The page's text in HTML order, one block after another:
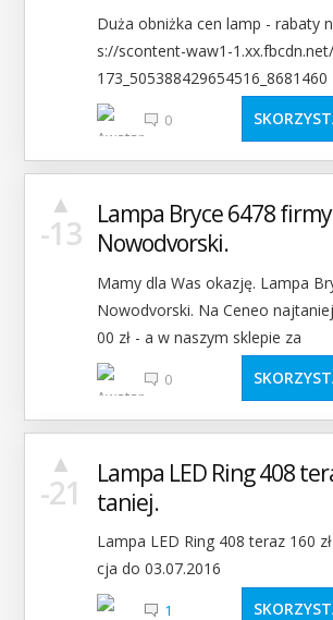
Duża obniżka cen lamp - rabaty
s://scontent-waw1-
173_505388429654516_8681460
0
-13
▲
Lampa Bryce 6478 firmy
Nowodvorski.
Mamy dla Was okazję. Lampa
Nowodvorski. Na Ceneo
00 zł - a w naszym sklepie za
0
-21
▲
Lampa LED Ring 408
taniej.
Lampa LED Ring 408 teraz 160
cja do 03.07.2016
1